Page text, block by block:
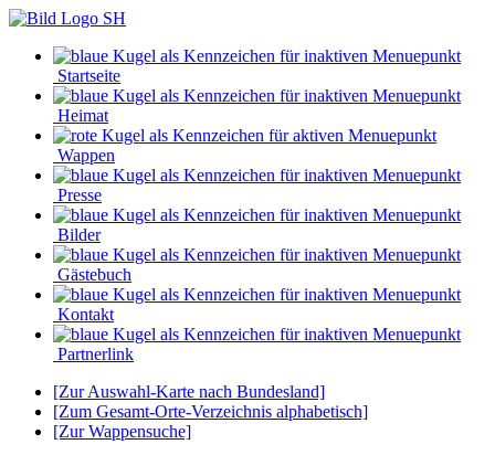
Startseite
Heimat
Wappen
Presse
Bilder
Gästebuch
Kontakt
Partnerlink
[Zur Auswahl-Karte nach Bundesland]
[Zum Gesamt-Orte-Verzeichnis alphabetisch]
[Zur Wappensuche]